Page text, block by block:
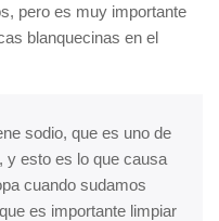
pero es muy importante
blanquecinas en el
sodio, que es uno de
y esto es lo que causa
cuando sudamos
es importante limpiar